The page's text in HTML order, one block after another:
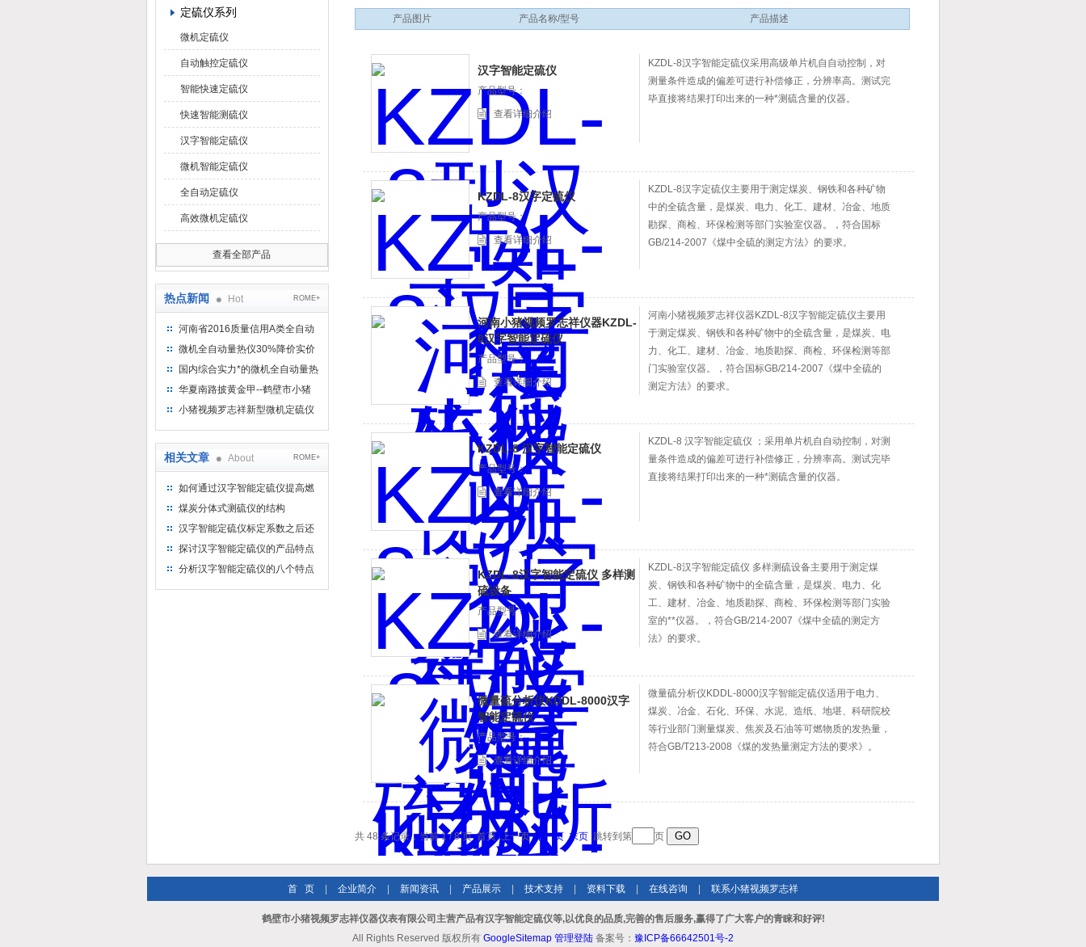
定硫仪系列
微机定硫仪
自动触控定硫仪
智能快速定硫仪
快速智能测硫仪
汉字智能定硫仪
微机智能定硫仪
全自动定硫仪
高效微机定硫仪
查看全部产品
热点新闻 Hot ROME+
河南省2016质量信用A类全自动
量热仪
微机全自动量热仪30%降价实价
出售
国内综合实力*的微机全自动量热
仪制造企业
华夏南路披黄金甲--鹤壁市小猪
视频罗志祥仪器仪表有限公司
小猪视频罗志祥新型微机定硫仪
相关文章 About ROME+
如何通过汉字智能定硫仪提高燃
料燃烧效率和环保标准？
煤炭分体式测硫仪的结构
汉字智能定硫仪标定系数之后还
需要验证
探讨汉字智能定硫仪的产品特点
分析汉字智能定硫仪的八个特点
产品图片 产品名称/型号 产品描述
汉字智能定硫仪
产品型号：
查看详细介绍
KZDL-8汉字智能定硫仪采用高级单片机自自动控制，对
测量条件造成的偏差可进行补偿修正，分辨率高。测试完
毕直接将结果打印出来的一种*测硫含量的仪器。
KZDL-8汉字定硫仪
产品型号：
查看详细介绍
KZDL-8汉字定硫仪主要用于测定煤炭、钢铁和各种矿物
中的全硫含量，是煤炭、电力、化工、建材、冶金、地质
勘探、商检、环保检测等部门实验室仪器。，符合国标
GB/214-2007《煤中全硫的测定方法》的要求。
河南小猪视频罗志祥仪器KZDL-
8汉字智能定硫仪
产品型号：
查看详细介绍
河南小猪视频罗志祥仪器KZDL-8汉字智能定硫仪主要用
于测定煤炭、钢铁和各种矿物中的全硫含量，是煤炭、电
力、化工、建材、冶金、地质勘探、商检、环保检测等部
门实验室仪器。，符合国标GB/214-2007《煤中全硫的
测定方法》的要求。
KZDL-8 汉字智能定硫仪
产品型号：
查看详细介绍
KZDL-8 汉字智能定硫仪 ；采用单片机自自动控制，对测
量条件造成的偏差可进行补偿修正，分辨率高。测试完毕
直接将结果打印出来的一种*测硫含量的仪器。
KZDL-8汉字智能定硫仪 多样测
硫设备
产品型号：
查看详细介绍
KZDL-8汉字智能定硫仪 多样测硫设备主要用于测定煤
炭、钢铁和各种矿物中的全硫含量，是煤炭、电力、化
工、建材、冶金、地质勘探、商检、环保检测等部门实验
室的**仪器。，符合GB/214-2007《煤中全硫的测定方
法》的要求。
微量硫分析仪KDDL-8000汉字
智能定硫仪
产品型号：
查看详细介绍
微量硫分析仪KDDL-8000汉字智能定硫仪适用于电力、
煤炭、冶金、石化、环保、水泥、造纸、地堪、科研院校
等行业部门测量煤炭、焦炭及石油等可燃物质的发热量，
符合GB/T213-2008《煤的发热量测定方法的要求》。
共 48 条记录，当前 1 / 8 页 首页 上一页下一页 末页跳转到第 页
首 页 企业简介 新闻资讯 产品展示 技术支持 资料下载 在线咨询 联系小猪视频罗志祥
鹤壁市小猪视频罗志祥仪器仪表有限公司主营产品有汉字智能定硫仪等,以优良的品质,完善的售后服务,赢得了广大客户的青睐和好评!
All Rights Reserved 版权所有 GoogleSitemap 管理登陆 备案号： 豫ICP备66642501号-2